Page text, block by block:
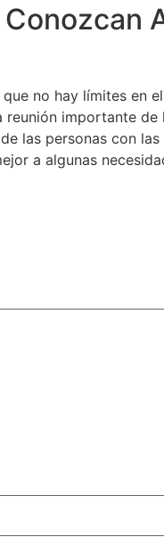
no hay límites en
importante
las personas con
a algunas